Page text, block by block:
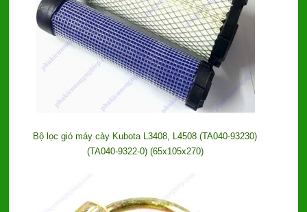
Bộ lọc gió máy cày Kubota L3408, L4508 (TA040-93230)
(TA040-9322-0) (65x105x270)